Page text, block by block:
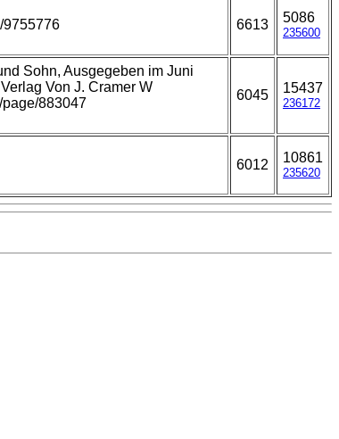
9755776
6613 5086
235600
Sohn, Ausgegeben im Juni
Von J. Cramer W
page/883047
6045 15437
236172
6012 10861
235620